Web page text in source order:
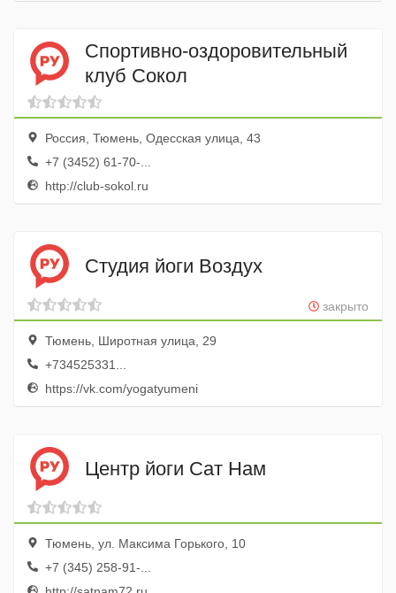
Спортивно-оздоровительный
клуб Сокол
Россия, Тюмень, Одесская улица, 43
+7 (3452) 61-70-...
http://club-sokol.ru
Студия йоги Воздух
закрыто
Тюмень, Широтная улица, 29
+734525331...
https://vk.com/yogatyumeni
Центр йоги Сат Нам
Тюмень, ул. Максима Горького, 10
+7 (345) 258-91-...